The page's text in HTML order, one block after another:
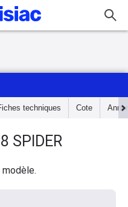
techniques Cote
SPIDER